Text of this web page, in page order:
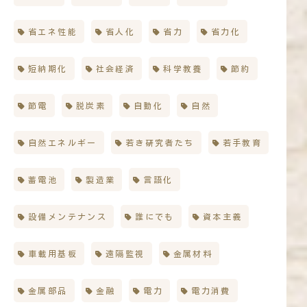
省エネ性能 省人化 省力 省力化
短納期化 社会経済 科学教養 節約
節電 脱炭素 自動化 自然
自然エネルギー 若き研究者たち 若手教育
蓄電池 製造業 言語化
設備メンテナンス 誰にでも 資本主義
車載用基板 遠隔監視 金属材料
金属部品 金融 電力 電力消費